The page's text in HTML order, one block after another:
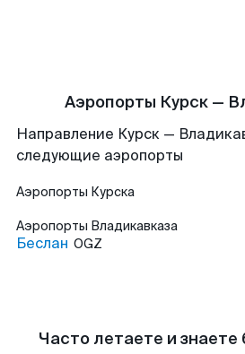
Аэропорты Курск —
Направление Курск —
следующие аэропорты
Аэропорты Курска
Аэропорты Владикавказа
Беслан OGZ
Часто летаете и знаете